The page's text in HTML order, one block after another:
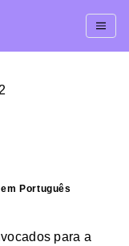
em Português
para a